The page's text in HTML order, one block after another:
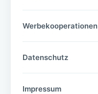
Werbekooperationen
Datenschutz
Impressum